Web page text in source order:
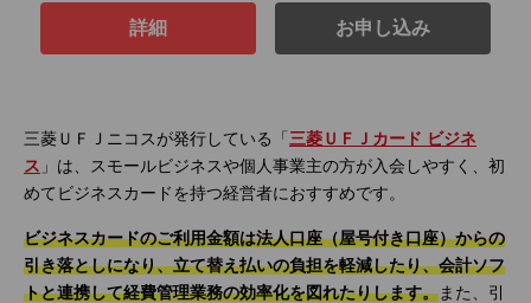
詳細 お申し込み
三菱ＵＦＪニコスが発行している「 三菱ＵＦＪカード ビジネ
ス 」は、スモールビジネスや個人事業主の方が入会しやすく、初
めてビジネスカードを持つ経営者におすすめです。
ビジネスカードのご利用金額は法人口座（屋号付き口座）からの
引き落としになり、立て替え払いの負担を軽減したり、会計ソフ
トと連携して経費管理業務の効率化を図れたりします。 また、引